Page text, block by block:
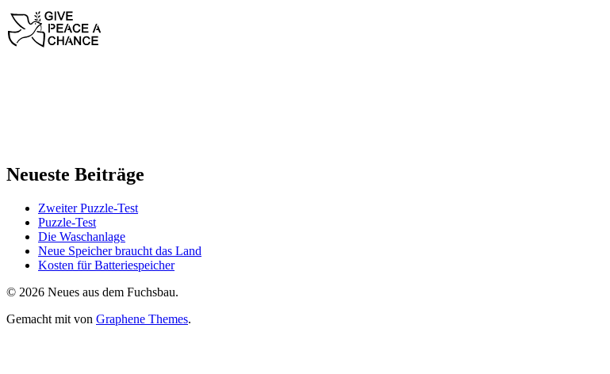
Neueste Beiträge
Zweiter Puzzle-Test
Puzzle-Test
Die Waschanlage
Neue Speicher braucht das Land
Kosten für Batteriespeicher
© 2026 Neues aus dem Fuchsbau.
Gemacht mit von Graphene Themes.